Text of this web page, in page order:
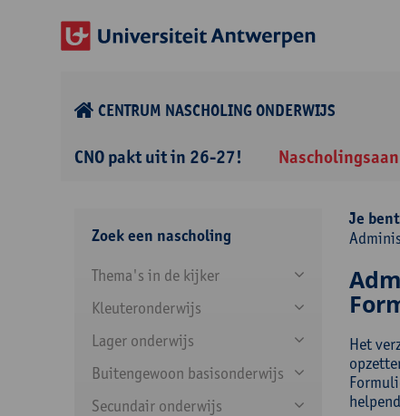
CENTRUM NASCHOLING ONDERWIJS
CNO pakt uit in 26-27!
Zoek een nascholing
Thema's in de kijker
Kleuteronderwijs
Lager onderwijs
Buitengewoon basisonderwijs
Secundair onderwijs
Je
Het